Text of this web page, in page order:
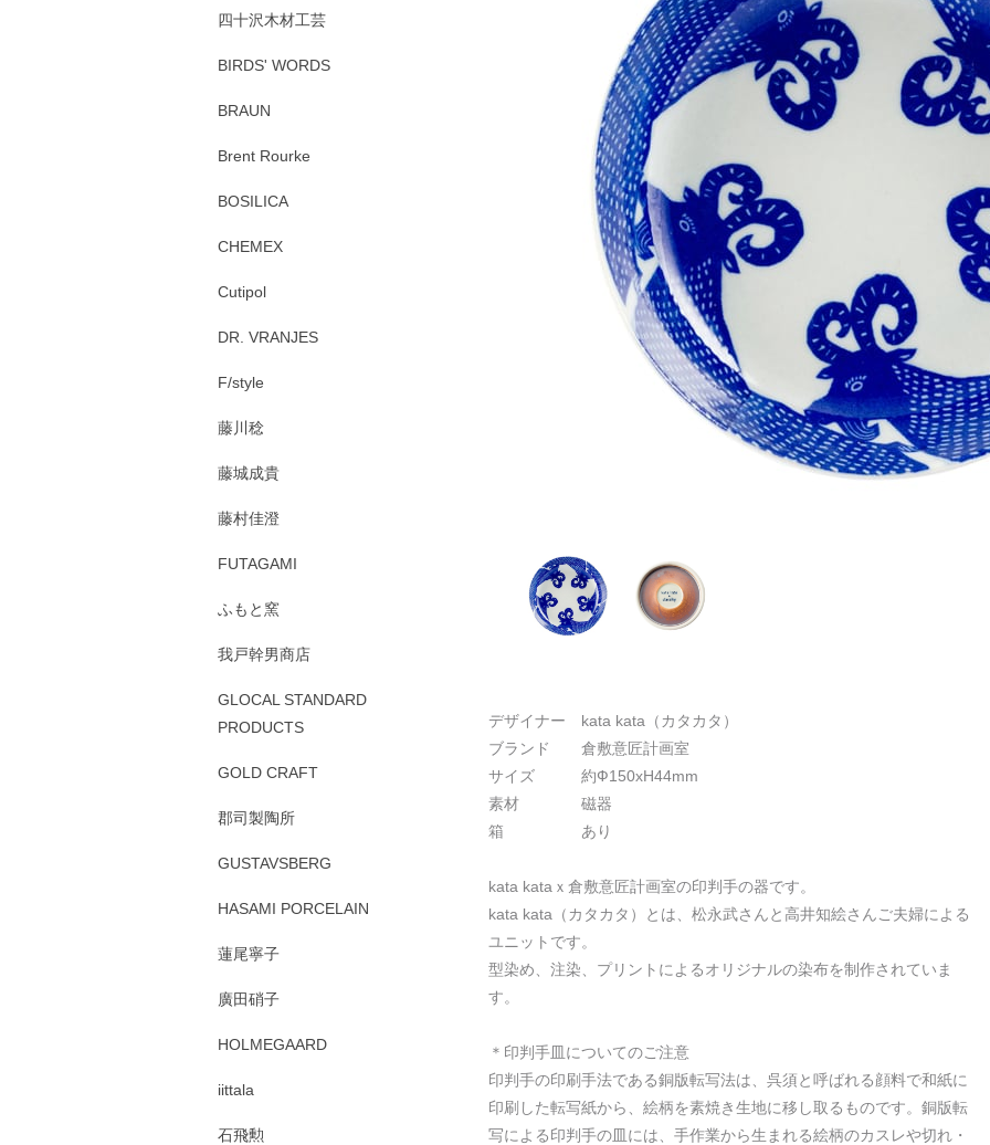
デザイナー kata kata（カタカタ）
ブランド 倉敷意匠計画室
サイズ 約Ф150xH44mm
素材 磁器
箱 あり
kata kataｘ倉敷意匠計画室の印判手の器です。
kata kata（カタカタ）とは、松永武さんと高井知絵さんご夫婦による
ユニットです。
型染め、注染、プリントによるオリジナルの染布を制作されていま
す。
＊印判手皿についてのご注意
印判手の印刷手法である銅版転写法は、呉須と呼ばれる顔料で和紙に
印刷した転写紙から、絵柄を素焼き生地に移し取るものです。銅版転
写による印判手の皿には、手作業から生まれる絵柄のカスレや切れ・
四十沢木材工芸
BIRDS' WORDS
BRAUN
Brent Rourke
BOSILICA
CHEMEX
Cutipol
DR. VRANJES
F/style
藤川稔
藤城成貴
藤村佳澄
FUTAGAMI
ふもと窯
我戸幹男商店
GLOCAL STANDARD
PRODUCTS
GOLD CRAFT
郡司製陶所
GUSTAVSBERG
HASAMI PORCELAIN
蓮尾寧子
廣田硝子
HOLMEGAARD
iittala
石飛勲